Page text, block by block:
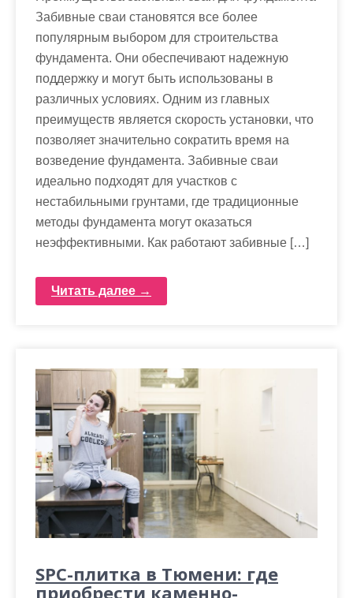
Забивные сваи становятся все более
популярным выбором для строительства
фундамента. Они обеспечивают надежную
поддержку и могут быть использованы в
различных условиях. Одним из главных
преимуществ является скорость установки, что
позволяет значительно сократить время на
возведение фундамента. Забивные сваи
идеально подходят для участков с
нестабильными грунтами, где традиционные
методы фундамента могут оказаться
неэффективными. Как работают забивные […]
Читать далее →
SPC-плитка в Тюмени: где
приобрести каменно-